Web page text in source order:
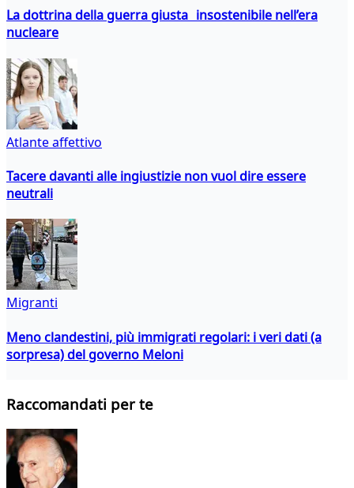
La dottrina della guerra giusta insostenibile nell’era
nucleare
Atlante affettivo
Tacere davanti alle ingiustizie non vuol dire essere
neutrali
Migranti
Meno clandestini, più immigrati regolari: i veri dati (a
sorpresa) del governo Meloni
Raccomandati per te